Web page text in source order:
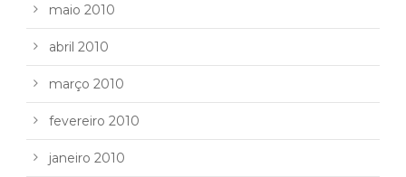
maio 2010
abril 2010
março 2010
fevereiro 2010
janeiro 2010